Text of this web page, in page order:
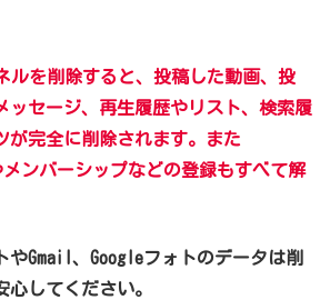
ルを削除すると、投稿した動画、投
ッセージ、再生履歴やリスト、検索履
が完全に削除されます。また
メンバーシップなどの登録もすべて解
Gmail、Googleフォトのデータは削
心してください。